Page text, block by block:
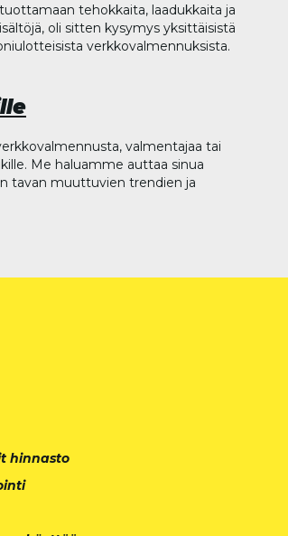
tehokkaita, laadukkaita ja
oli sitten kysymys yksittäisistä
verkkovalmennuksista.
valmentajaa tai
Me haluamme auttaa sinua
tavan muuttuvien trendien ja
hinnasto